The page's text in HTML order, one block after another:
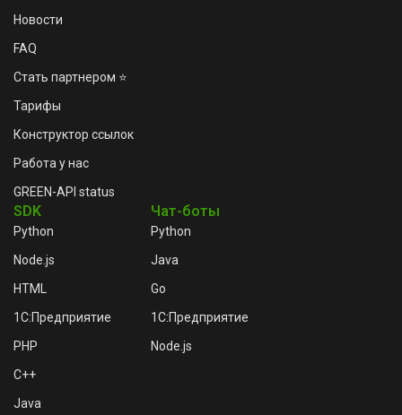
Новости
FAQ
Стать партнером ⭐
Тарифы
Конструктор ссылок
Работа у нас
GREEN-API status
SDK
Python
Node.js
HTML
1C:Предприятие
PHP
C++
Java
Чат-боты
Python
Java
Go
1C:Предприятие
Node.js